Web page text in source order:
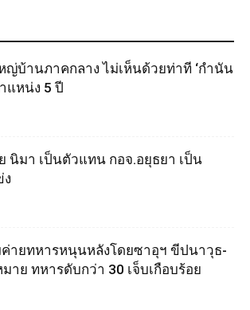
บ้านภาคกลาง ไม่เห็นด้วยท่าที ‘กำนัน
แหน่ง 5 ปี
นิมา เป็นตัวแทน กอจ.อยุธยา เป็น
ายทหารหนุนหลังโดยซาอุฯ ขีปนาวุธ-
าย ทหารดับกว่า 30 เจ็บเกือบร้อย